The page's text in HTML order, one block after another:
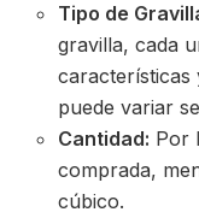
Tipo de
gravilla, cada
características
puede variar
Cantidad: Por
comprada,
cúbico.